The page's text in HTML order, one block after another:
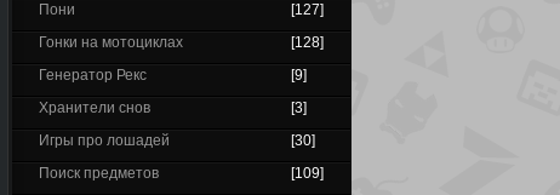
Пони
[127]
Гонки на мотоциклах
[128]
Генератор Рекс
[9]
Хранители снов
[3]
Игры про лошадей
[30]
Поиск предметов
[109]